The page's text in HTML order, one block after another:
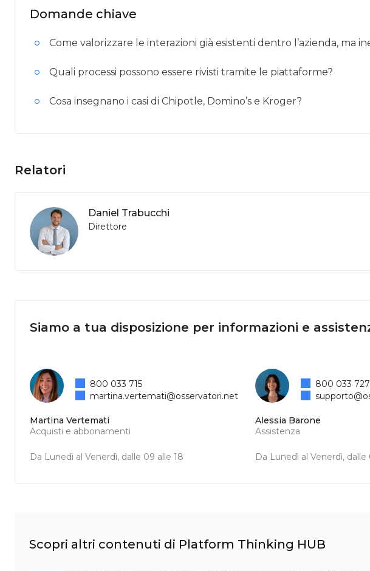
Domande chiave
Come valorizzare le interazioni già esistenti dentro l’azienda, ma
Quali processi possono essere rivisti tramite le piattaforme?
Cosa insegnano i casi di Chipotle, Domino’s e Kroger?
Relatori
Daniel Trabucchi
Direttore
Siamo a tua disposizione per informazioni e
Martina Vertemati
Acquisti e abbonamenti
Da Lunedì al Venerdì, dalle 09 alle 18
800 033 715
martina.vertemati@osservatori.net
Alessia Barone
Assistenza
Da Lunedì al Venerdì, dalle
800 033 727
Scopri altri contenuti di Platform Thinking HUB